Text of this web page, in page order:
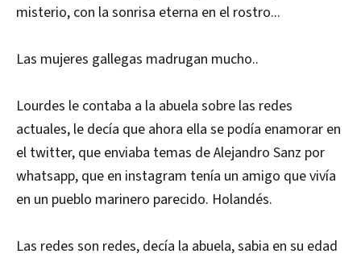
misterio, con la sonrisa eterna en el rostro...
Las mujeres gallegas madrugan mucho..
Lourdes le contaba a la abuela sobre las redes
actuales, le decía que ahora ella se podía enamorar en
el twitter, que enviaba temas de Alejandro Sanz por
whatsapp, que en instagram tenía un amigo que vivía
en un pueblo marinero parecido. Holandés.
Las redes son redes, decía la abuela, sabia en su edad